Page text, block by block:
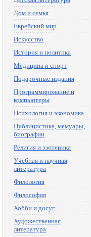
Дом и семья
Еврейский мир
Искусство
История и политика
Медицина и спорт
Подарочные издания
Программирование и
компьютеры
Психология и экономика
Публицистика, мемуары,
биографии
Религия и эзотерика
Учебная и научная
литература
Филология
Философия
Хобби и досуг
Художественная
литература